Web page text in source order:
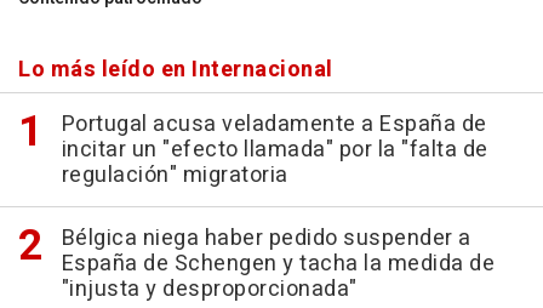
Lo más leído en Internacional
Portugal acusa veladamente a España de
incitar un "efecto llamada" por la "falta de
regulación" migratoria
Bélgica niega haber pedido suspender a
España de Schengen y tacha la medida de
"injusta y desproporcionada"